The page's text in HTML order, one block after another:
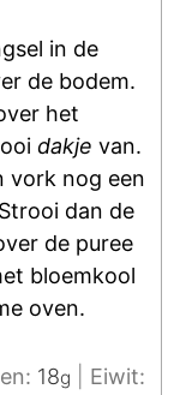
in de
de bodem.
het
dakje van.
vork nog een
dan de
de puree
bloemkool
oven.
18g
Eiwit: